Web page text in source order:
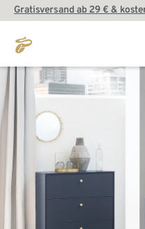
Gratisversand ab 29 € &